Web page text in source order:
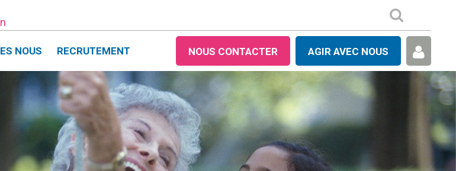
NOUS RECRUTEMENT NOUS CONTACTER AGIR AVEC NOUS